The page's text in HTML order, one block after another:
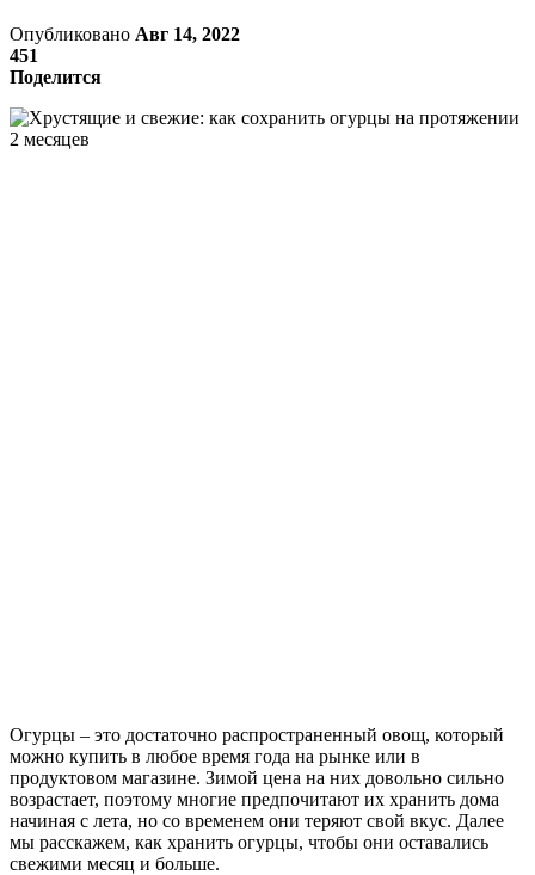
Опубликовано Авг 14, 2022
451
Поделится
Огурцы – это достаточно распространенный овощ, который
можно купить в любое время года на рынке или в
продуктовом магазине. Зимой цена на них довольно сильно
возрастает, поэтому многие предпочитают их хранить дома
начиная с лета, но со временем они теряют свой вкус. Далее
мы расскажем, как хранить огурцы, чтобы они оставались
свежими месяц и больше.